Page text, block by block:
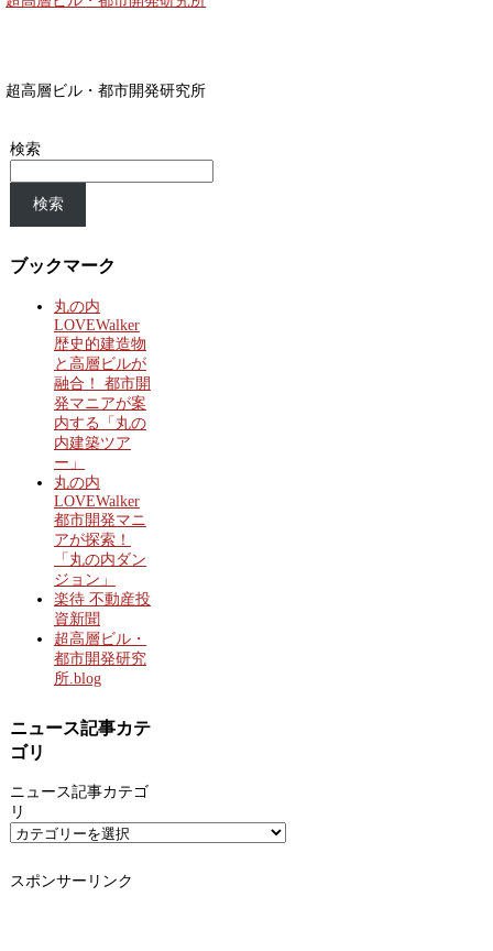
超高層ビル・都市開発研究所
検索
検索
ブックマーク
丸の内
LOVEWalker
歴史的建造物
と高層ビルが
融合！ 都市開
発マニアが案
内する「丸の
内建築ツア
ー」
丸の内
LOVEWalker
都市開発マニ
アが探索！
「丸の内ダン
ジョン」
楽待 不動産投
資新聞
超高層ビル・
都市開発研究
所.blog
ニュース記事カテ
ゴリ
ニュース記事カテゴ
リ
スポンサーリンク